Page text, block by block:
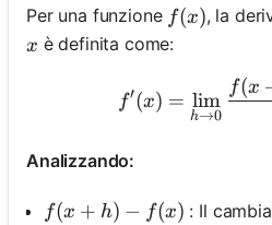
Per una funzione f(x)
f(x), la
x
x è definita come:
f′(x) =
h→0
lim
f(x
Analizzando:
f(x+h)-f(x)
f(x + h) − f(x) : Il